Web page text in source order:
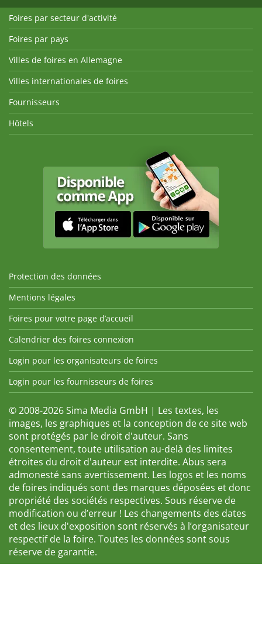
Foires par secteur d'activité
Foires par pays
Villes de foires en Allemagne
Villes internationales de foires
Fournisseurs
Hôtels
Protection des données
Mentions légales
Foires pour votre page d’accueil
Calendrier des foires connexion
Login pour les organisateurs de foires
Login pour les fournisseurs de foires
© 2008-2026 Sima Media GmbH | Les textes, les
images, les graphiques et la conception de ce site web
sont protégés par le droit d'auteur. Sans
consentement, toute utilisation au-delà des limites
étroites du droit d'auteur est interdite. Abus sera
admonesté sans avertissement. Les logos et les noms
de foires indiqués sont des marques déposées et donc
propriété des sociétés respectives. Sous réserve de
modification ou d’erreur ! Les changements des dates
et des lieux d'exposition sont réservés à l’organisateur
respectif de la foire. Toutes les données sont sous
réserve de garantie.